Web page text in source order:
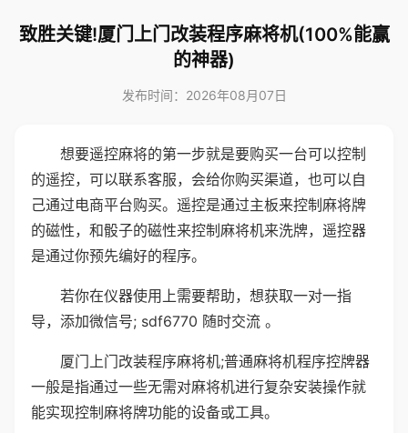
致胜关键!厦门上门改装程序麻将机(100%能赢
的神器)
发布时间：2026年08月07日
想要遥控麻将的第一步就是要购买一台可以控制
的遥控，可以联系客服，会给你购买渠道，也可以自
己通过电商平台购买。遥控是通过主板来控制麻将牌
的磁性，和骰子的磁性来控制麻将机来洗牌，遥控器
是通过你预先编好的程序。
若你在仪器使用上需要帮助，想获取一对一指
导，添加微信号; sdf6770 随时交流 。
厦门上门改装程序麻将机;普通麻将机程序控牌器
一般是指通过一些无需对麻将机进行复杂安装操作就
能实现控制麻将牌功能的设备或工具。